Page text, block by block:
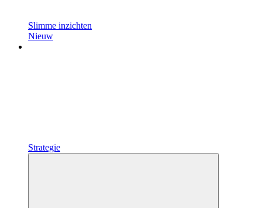
Slimme inzichten
Nieuw
Strategie